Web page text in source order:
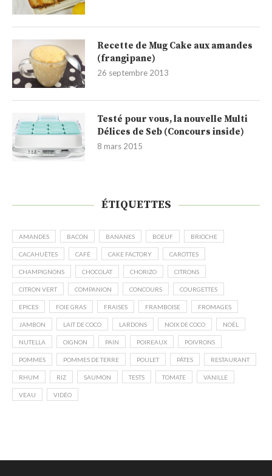
Recette de Mug Cake aux amandes
(frangipane)
26 septembre 2013
Testé pour vous, la nouvelle Multi
Délices de Seb (Concours inside)
8 mars 2015
ÉTIQUETTES
AMANDES BACON BANANES BOEUF BRIOCHE
CACAHUÈTES CAFÉ CAKE FACTORY CAROTTES
CHAMPIGNONS CHOCOLAT CHORIZO CITRONS
CITRON VERT COMPANION CONCOURS COURGETTES
EPICES FOIE GRAS FRAISES FRAMBOISE FROMAGES
JAMBON LAIT DE COCO LARDONS NOIX DE COCO NOËL
NUTELLA OIGNON PAIN POIREAUX POIVRONS
POMMES POMMES DE TERRE POULET PÂTES RESTAURANT
RHUM RIZ SAUMON TESTS TOMATE VANILLE
VEAU VIDÉO